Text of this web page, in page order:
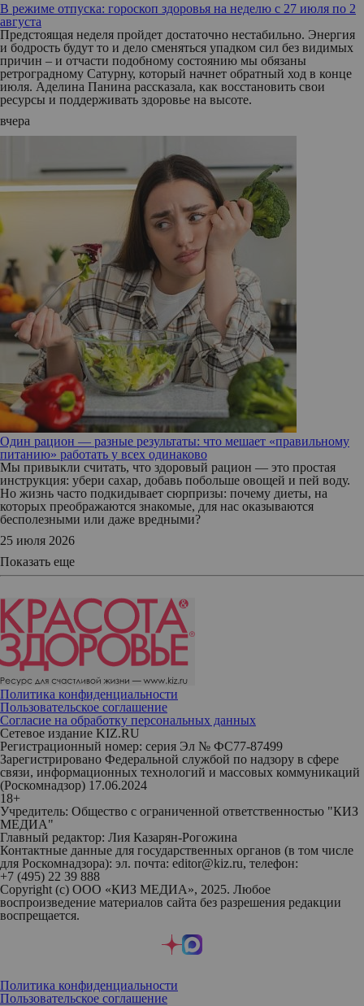
В режиме отпуска: гороскоп здоровья на неделю с 27 июля по 2
августа
Предстоящая неделя пройдет достаточно нестабильно. Энергия
и бодрость будут то и дело сменяться упадком сил без видимых
причин – и отчасти подобному состоянию мы обязаны
ретроградному Сатурну, который начнет обратный ход в конце
июля. Аделина Панина рассказала, как восстановить свои
ресурсы и поддерживать здоровье на высоте.
вчера
Один рацион — разные результаты: что мешает «правильному
питанию» работать у всех одинаково
Мы привыкли считать, что здоровый рацион — это простая
инструкция: убери сахар, добавь побольше овощей и пей воду.
Но жизнь часто подкидывает сюрпризы: почему диеты, на
которых преображаются знакомые, для нас оказываются
бесполезными или даже вредными?
25 июля 2026
Показать еще
Политика конфиденциальности
Пользовательское соглашение
Согласие на обработку персональных данных
Сетевое издание KIZ.RU
Регистрационный номер: серия Эл № ФС77-87499
Зарегистрировано Федеральной службой по надзору в сфере
связи, информационных технологий и массовых коммуникаций
(Роскомнадзор) 17.06.2024
18+
Учредитель: Общество с ограниченной ответственностью "КИЗ
МЕДИА"
Главный редактор: Лия Казарян-Рогожина
Контактные данные для государственных органов (в том числе
для Роскомнадзора): эл. почта: editor@kiz.ru, телефон:
+7 (495) 22 39 888
Copyright (с) ООО «КИЗ МЕДИА», 2025. Любое
воспроизведение материалов сайта без разрешения редакции
воспрещается.
Политика конфиденциальности
Пользовательское соглашение